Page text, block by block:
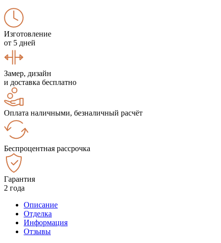
Изготовление
от 5 дней
Замер, дизайн
и доставка бесплатно
Оплата наличными, безналичный расчёт
Беспроцентная рассрочка
Гарантия
2 года
Описание
Отделка
Информация
Отзывы